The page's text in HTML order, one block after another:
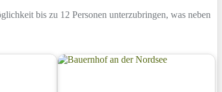
bis zu 12 Personen unterzubringen, was neben